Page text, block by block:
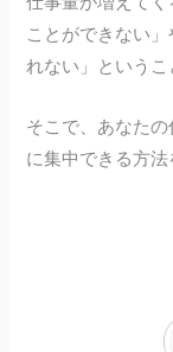
ことができない
れない」というこ
そこで、あなた
に集中できる方法